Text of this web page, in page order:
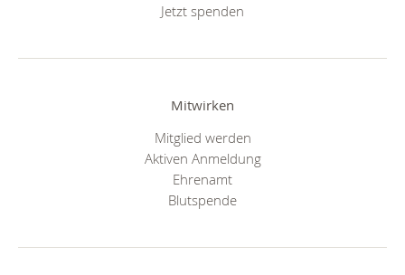
Jetzt spenden
Mitwirken
Mitglied werden
Aktiven Anmeldung
Ehrenamt
Blutspende